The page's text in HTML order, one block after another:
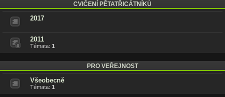
CVIČENÍ PĚTATŘICÁTNÍKŮ
2017
2011
Témata: 1
PRO VEŘEJNOST
Všeobecně
Témata: 1